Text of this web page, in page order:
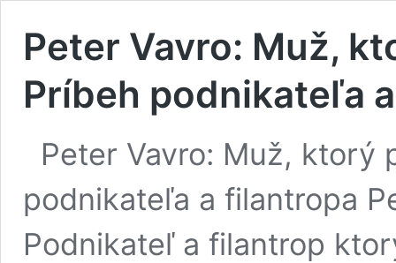
Peter Vavro: Muž,
Príbeh podnikateľa
Peter Vavro: Muž, ktorý
podnikateľa a filantropa
Podnikateľ a filantrop